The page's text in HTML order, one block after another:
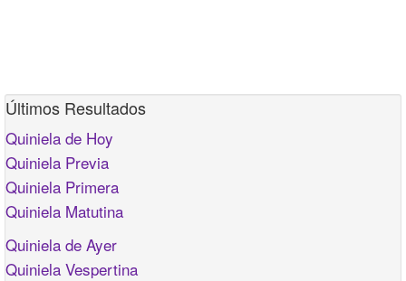
Últimos Resultados
Quiniela de Hoy
Quiniela Previa
Quiniela Primera
Quiniela Matutina
Quiniela de Ayer
Quiniela Vespertina